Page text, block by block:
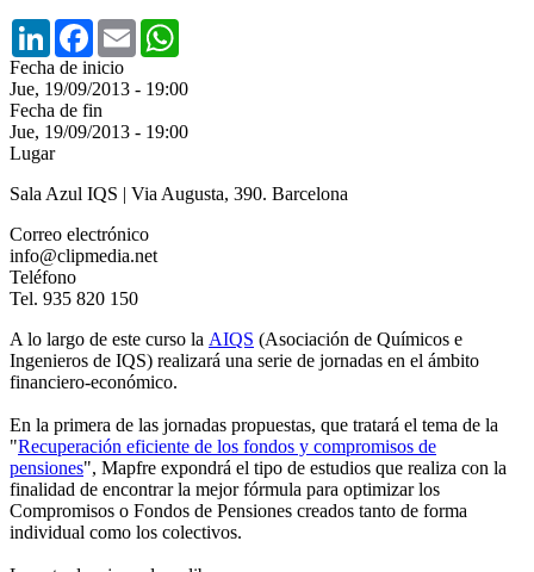
LinkedInFacebook
Email
Fecha de inicio
Jue, 19/09/2013 - 19:00
Fecha de fin
Jue, 19/09/2013 - 19:00
Lugar
Sala Azul IQS | Via Augusta, 390. Barcelona
Correo electrónico
info@clipmedia.net
Teléfono
Tel. 935 820 150
A lo largo de este curso la AIQS (Asociación de Químicos e
Ingenieros de IQS) realizará una serie de jornadas en el ámbito
financiero-económico.
En la primera de las jornadas propuestas, que tratará el tema de la
"Recuperación eficiente de los fondos y compromisos de
pensiones", Mapfre expondrá el tipo de estudios que realiza con la
finalidad de encontrar la mejor fórmula para optimizar los
Compromisos o Fondos de Pensiones creados tanto de forma
individual como los colectivos.